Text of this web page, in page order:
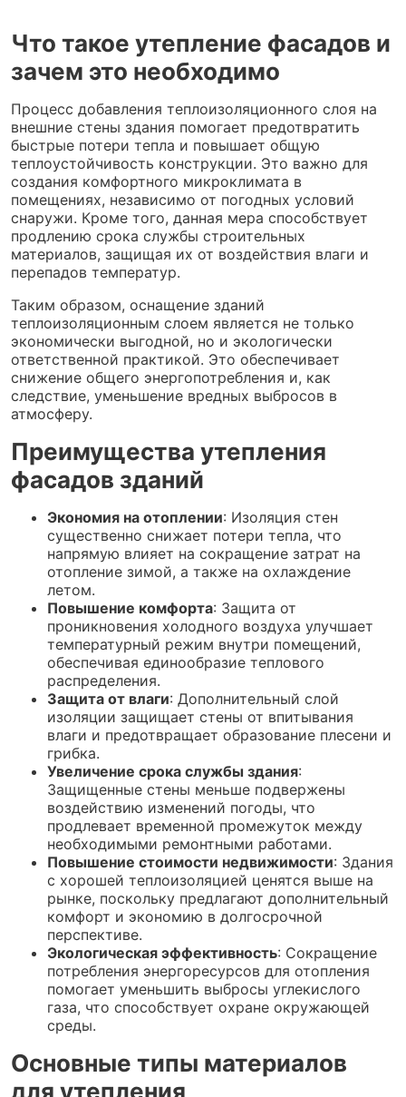
Что такое утепление фасадов и
зачем это необходимо
Процесс добавления теплоизоляционного слоя на
внешние стены здания помогает предотвратить
быстрые потери тепла и повышает общую
теплоустойчивость конструкции. Это важно для
создания комфортного микроклимата в
помещениях, независимо от погодных условий
снаружи. Кроме того, данная мера способствует
продлению срока службы строительных
материалов, защищая их от воздействия влаги и
перепадов температур.
Таким образом, оснащение зданий
теплоизоляционным слоем является не только
экономически выгодной, но и экологически
ответственной практикой. Это обеспечивает
снижение общего энергопотребления и, как
следствие, уменьшение вредных выбросов в
атмосферу.
Преимущества утепления
фасадов зданий
Экономия на отоплении: Изоляция стен
существенно снижает потери тепла, что
напрямую влияет на сокращение затрат на
отопление зимой, а также на охлаждение
летом.
Повышение комфорта: Защита от
проникновения холодного воздуха улучшает
температурный режим внутри помещений,
обеспечивая единообразие теплового
распределения.
Защита от влаги: Дополнительный слой
изоляции защищает стены от впитывания
влаги и предотвращает образование плесени и
грибка.
Увеличение срока службы здания:
Защищенные стены меньше подвержены
воздействию изменений погоды, что
продлевает временной промежуток между
необходимыми ремонтными работами.
Повышение стоимости недвижимости: Здания
с хорошей теплоизоляцией ценятся выше на
рынке, поскольку предлагают дополнительный
комфорт и экономию в долгосрочной
перспективе.
Экологическая эффективность: Сокращение
потребления энергоресурсов для отопления
помогает уменьшить выбросы углекислого
газа, что способствует охране окружающей
среды.
Основные типы материалов
для утепления